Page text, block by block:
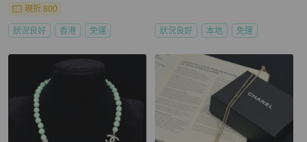
現折 800
狀況良好 香港 免運 狀況良好 本地 免運